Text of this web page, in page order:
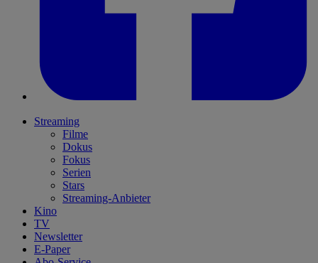
Streaming
Filme
Dokus
Fokus
Serien
Stars
Streaming-Anbieter
Kino
TV
Newsletter
E-Paper